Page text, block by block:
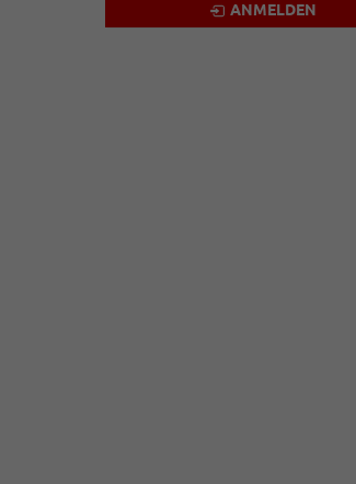
ANMELDEN